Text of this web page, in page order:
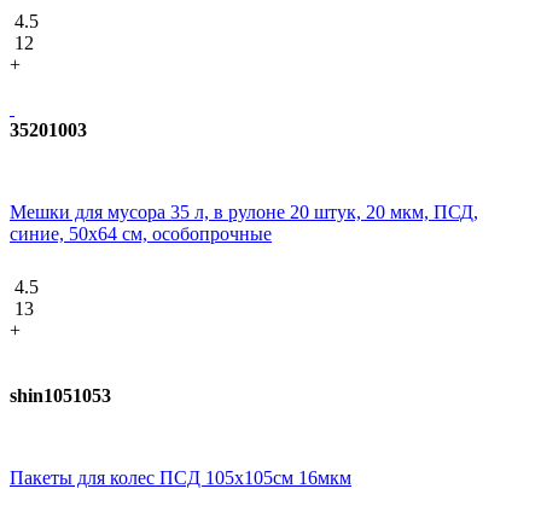
4.5
12
+
35201003
Мешки для мусора 35 л, в рулоне 20 штук, 20 мкм, ПСД,
синие, 50х64 см, особопрочные
4.5
13
+
shin1051053
Пакеты для колес ПCД 105х105см 16мкм